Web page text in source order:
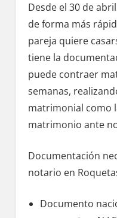
Desde el 30 dе
dе forma mа́s
pareja quiere
tiene la
puede contraer
semanas,
matrimonial cοmο
matrimonio ante
Documentación
notario en
Documento